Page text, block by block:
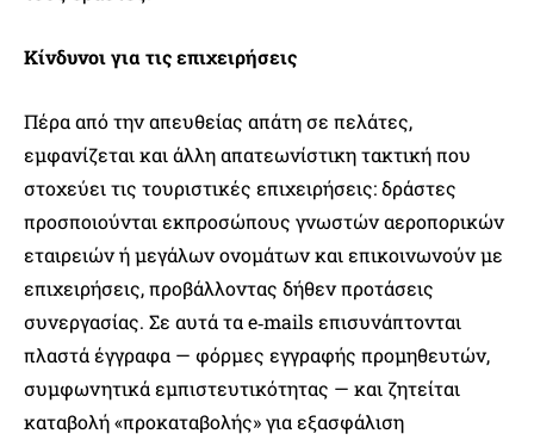
Κίνδυνοι για τις επιχειρήσεις
Πέρα από την απευθείας απάτη σε πελάτες,
εμφανίζεται και άλλη απατεωνίστικη τακτική που
στοχεύει τις τουριστικές επιχειρήσεις: δράστες
προσποιούνται εκπροσώπους γνωστών αεροπορικών
εταιρειών ή μεγάλων ονομάτων και επικοινωνούν με
επιχειρήσεις, προβάλλοντας δήθεν προτάσεις
συνεργασίας. Σε αυτά τα e‑mails επισυνάπτονται
πλαστά έγγραφα — φόρμες εγγραφής προμηθευτών,
συμφωνητικά εμπιστευτικότητας — και ζητείται
καταβολή «προκαταβολής» για εξασφάλιση